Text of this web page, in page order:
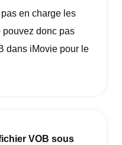
en charge les
pouvez donc pas
dans iMovie pour le
VOB sous